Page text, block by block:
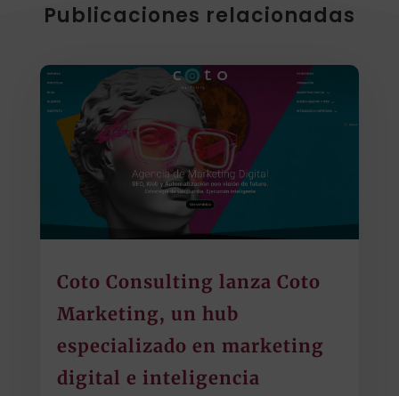
Publicaciones relacionadas
Coto Consulting lanza Coto
Marketing, un hub
especializado en marketing
digital e inteligencia